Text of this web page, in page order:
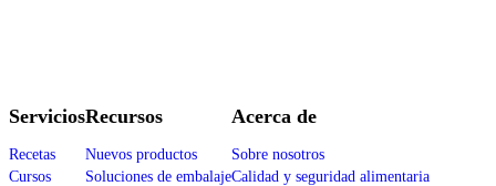
Servicios
Recetas
Cursos
Recursos
Nuevos productos
Soluciones de embalaje
Acerca de
Sobre nosotros
Calidad y seguridad alimentaria